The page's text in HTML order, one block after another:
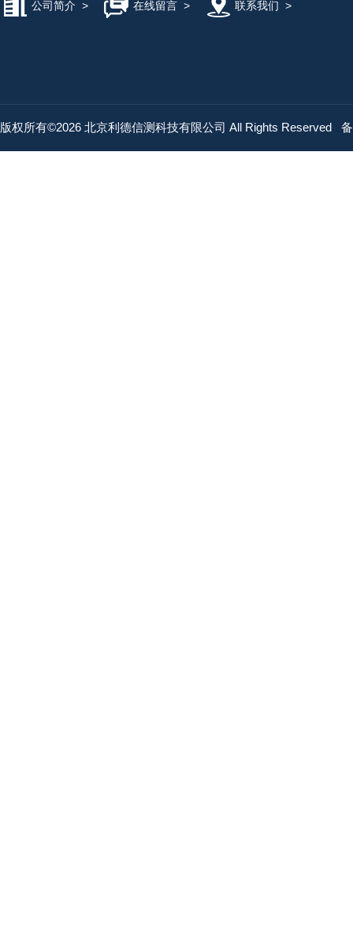
公司简介 > 在线留言> 联系我们 >
版权所有©2026 北京利德信测科技有限公司 All Rights Reserved